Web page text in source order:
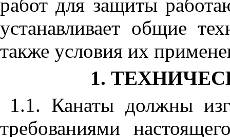
работ для защиты
устанавливает общие
также условия их
1.
1.1. Канаты должны
требованиями